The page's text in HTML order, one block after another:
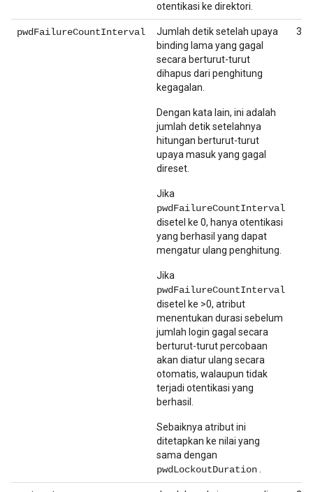
otentikasi ke direktori.
pwdFailureCountInterval
Jumlah detik setelah upaya
binding lama yang gagal
secara berturut-turut
dihapus dari penghitung
kegagalan.
Dengan kata lain, ini adalah
jumlah detik setelahnya
hitungan berturut-turut
upaya masuk yang gagal
direset.
Jika
pwdFailureCountInterval
disetel ke 0, hanya otentikasi
yang berhasil yang dapat
mengatur ulang penghitung.
Jika
pwdFailureCountInterval
disetel ke >0, atribut
menentukan durasi sebelum
jumlah login gagal secara
berturut-turut percobaan
akan diatur ulang secara
otomatis, walaupun tidak
terjadi otentikasi yang
berhasil.
Sebaiknya atribut ini
ditetapkan ke nilai yang
sama dengan
pwdLockoutDuration
300